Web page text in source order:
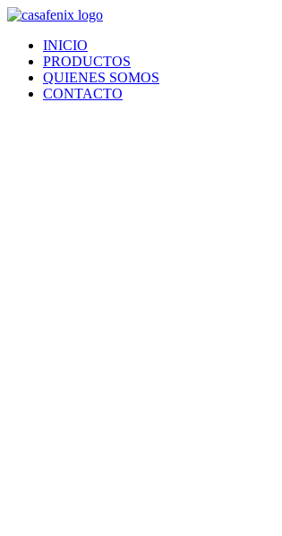
Ir
contenidoINICIO
PRODUCTOS
QUIENES SOMOS
CONTACTO